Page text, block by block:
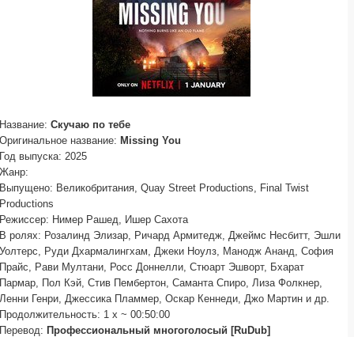
Название: Скучаю по тебе
Оригинальное название: Missing You
Год выпуска: 2025
Жанр:
Выпущено: Великобритания, Quay Street Productions, Final Twist
Productions
Режиссер: Нимер Рашед, Ишер Сахота
В ролях: Розалинд Элизар, Ричард Армитедж, Джеймс Несбитт, Эшли
Уолтерс, Руди Дхармалингхам, Джеки Ноулз, Манодж Ананд, София
Прайс, Рави Мултани, Росс Доннелли, Стюарт Эшворт, Бхарат
Пармар, Пол Кэй, Стив Пембертон, Саманта Спиро, Лиза Фолкнер,
Ленни Генри, Джессика Пламмер, Оскар Кеннеди, Джо Мартин и др.
Продолжительность: 1 x ~ 00:50:00
Перевод: Профессиональный многоголосый [RuDub]